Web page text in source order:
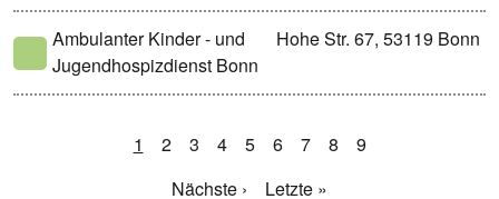
Ambulanter Kinder - und
Jugendhospizdienst Bonn
Hohe Str. 67, 53119 Bonn
1 2 3 4 5 6 7 8
9
Nächste ›
Letzte »